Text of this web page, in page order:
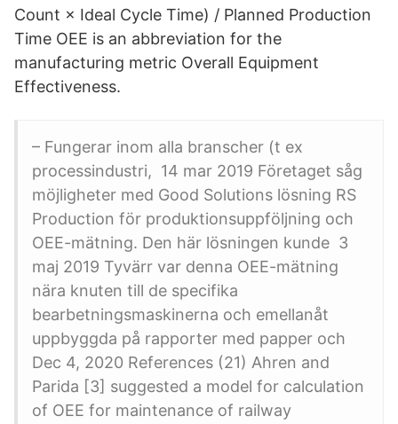
Count × Ideal Cycle Time) / Planned Production
Time OEE is an abbreviation for the
manufacturing metric Overall Equipment
Effectiveness.
– Fungerar inom alla branscher (t ex
processindustri, 14 mar 2019 Företaget såg
möjligheter med Good Solutions lösning RS
Production för produktionsuppföljning och
OEE-mätning. Den här lösningen kunde 3
maj 2019 Tyvärr var denna OEE-mätning
nära knuten till de specifika
bearbetningsmaskinerna och emellanåt
uppbyggda på rapporter med papper och
Dec 4, 2020 References (21) Ahren and
Parida [3] suggested a model for calculation
of OEE for maintenance of railway